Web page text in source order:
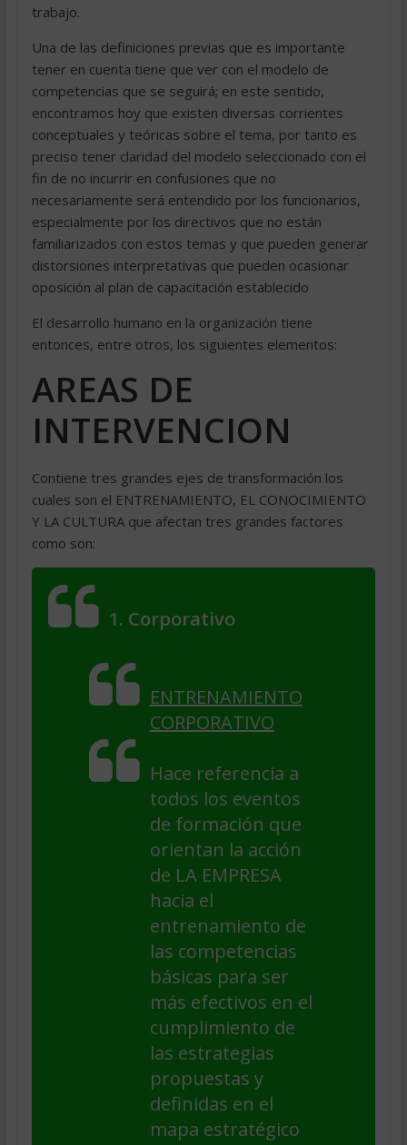
trabajo.
Una de las definiciones previas que es importante
tener en cuenta tiene que ver con el modelo de
competencias que se seguirá; en este sentido,
encontramos hoy que existen diversas corrientes
conceptuales y teóricas sobre el tema, por tanto es
preciso tener claridad del modelo seleccionado con el
fin de no incurrir en confusiones que no
necesariamente será entendido por los funcionarios,
especialmente por los directivos que no están
familiarizados con estos temas y que pueden generar
distorsiones interpretativas que pueden ocasionar
oposición al plan de capacitación establecido
El desarrollo humano en la organización tiene
entonces, entre otros, los siguientes elementos:
AREAS DE
INTERVENCION
Contiene tres grandes ejes de transformación los
cuales son el ENTRENAMIENTO, EL CONOCIMIENTO
Y LA CULTURA que afectan tres grandes factores
como son:
1. Corporativo
ENTRENAMIENTO
CORPORATIVO
Hace referencia a
todos los eventos
de formación que
orientan la acción
de LA EMPRESA
hacia el
entrenamiento de
las competencias
básicas para ser
más efectivos en el
cumplimiento de
las estrategias
propuestas y
definidas en el
mapa estratégico